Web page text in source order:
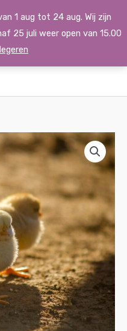
1 aug tot 24 aug. Wij zijn
25 juli weer open van 15.00